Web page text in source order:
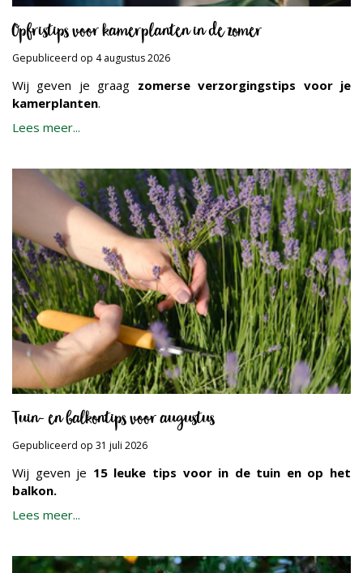
Opfristips voor kamerplanten in de zomer
Gepubliceerd op 4 augustus 2026
Wij geven je graag zomerse verzorgingstips voor je
kamerplanten.
Lees meer...
Tuin- en balkontips voor augustus
Gepubliceerd op 31 juli 2026
Wij geven je 15 leuke tips voor in de tuin en op het
balkon.
Lees meer...